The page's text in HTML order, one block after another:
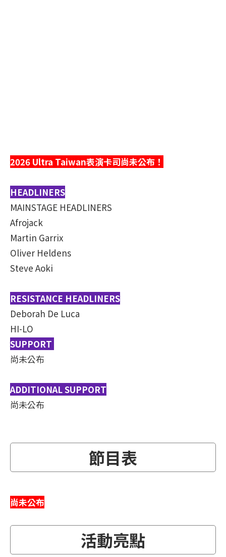
2026 Ultra Taiwan表演卡司尚未公布！
HEADLINERS
MAINSTAGE HEADLINERS
Afrojack
Martin Garrix
Oliver Heldens
Steve Aoki
RESISTANCE HEADLINERS
Deborah De Luca
HI-LO
SUPPORT
尚未公布
ADDITIONAL SUPPORT
尚未公布
節目表
尚未公布
活動亮點